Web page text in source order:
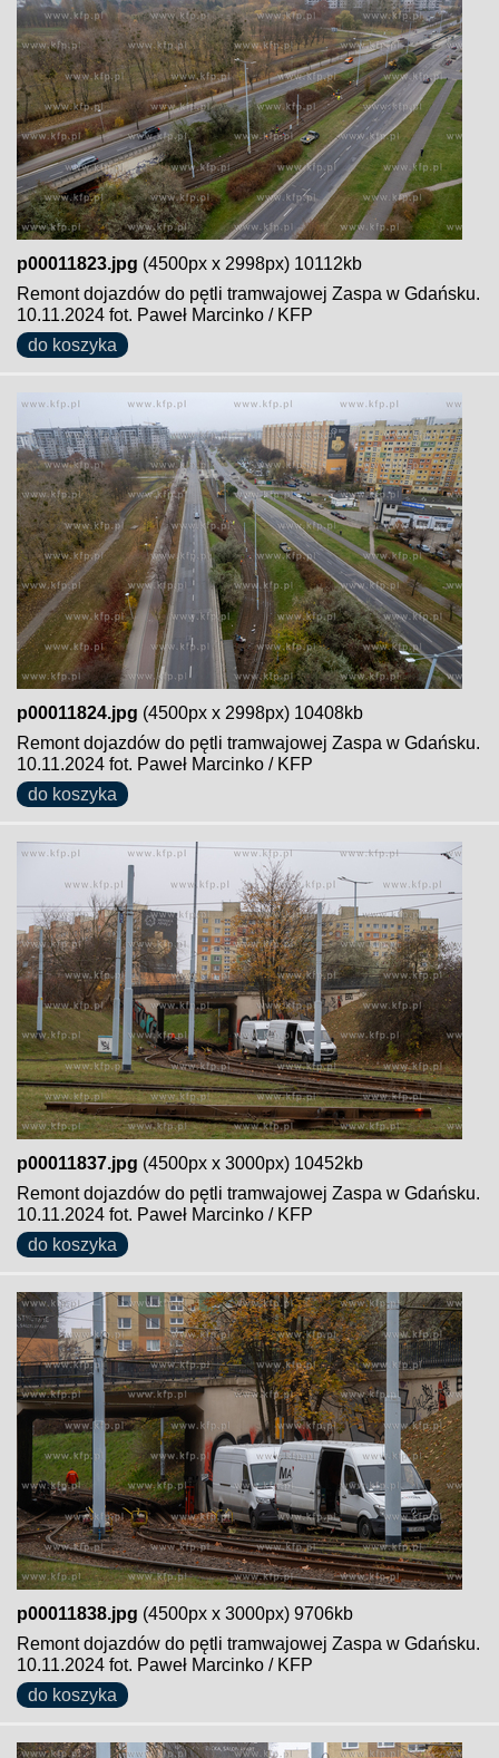
p00011823.jpg (4500px x 2998px) 10112kb
Remont dojazdów do pętli tramwajowej Zaspa w Gdańsku.
10.11.2024 fot. Paweł Marcinko / KFP
do koszyka
p00011824.jpg (4500px x 2998px) 10408kb
Remont dojazdów do pętli tramwajowej Zaspa w Gdańsku.
10.11.2024 fot. Paweł Marcinko / KFP
do koszyka
p00011837.jpg (4500px x 3000px) 10452kb
Remont dojazdów do pętli tramwajowej Zaspa w Gdańsku.
10.11.2024 fot. Paweł Marcinko / KFP
do koszyka
p00011838.jpg (4500px x 3000px) 9706kb
Remont dojazdów do pętli tramwajowej Zaspa w Gdańsku.
10.11.2024 fot. Paweł Marcinko / KFP
do koszyka